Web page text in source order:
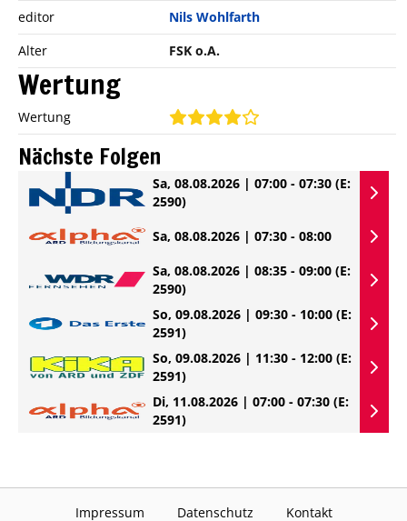
editor
Nils Wohlfarth
Alter
FSK o.A.
Wertung
Wertung
Nächste Folgen
Sa, 08.08.2026 | 07:00 - 07:30 (E:
2590)
Sa, 08.08.2026 | 07:30 - 08:00
Sa, 08.08.2026 | 08:35 - 09:00 (E:
2590)
So, 09.08.2026 | 09:30 - 10:00 (E:
2591)
So, 09.08.2026 | 11:30 - 12:00 (E:
2591)
Di, 11.08.2026 | 07:00 - 07:30 (E:
2591)
Impressum Datenschutz Kontakt